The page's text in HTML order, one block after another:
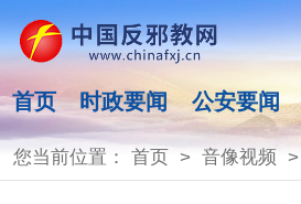
首页 时政要闻 公安要闻
您当前位置： 首页> 音像视频 >